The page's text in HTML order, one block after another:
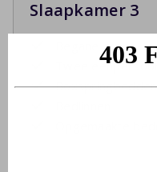
Slaapkamer 3
Begane grond
Twee
Boxspringbedden